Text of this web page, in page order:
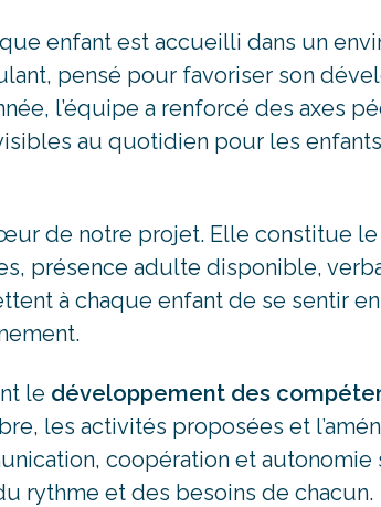
enfant est accueilli dans un
pensé pour favoriser son
l’équipe a renforcé des axes
au quotidien pour les
de notre projet. Elle constitue
présence adulte disponible,
à chaque enfant de se sentir
le développement des
les activités proposées et
coopération et autonomie
rythme et des besoins de chacun.